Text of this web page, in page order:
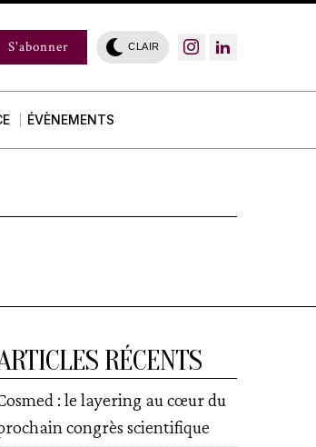
S'abonner CLAIR
ÉVÈNEMENTS
RÉCENTS
: le layering au cœur du
congrès scientifique